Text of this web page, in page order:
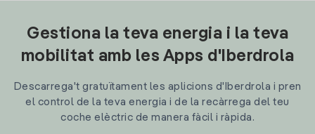
Gestiona la teva energia i la teva
mobilitat amb les Apps d'Iberdrola
Descarrega't gratuïtament les aplicions d'Iberdrola i pren
el control de la teva energia i de la recàrrega del teu
coche elèctric de manera fàcil i ràpida.